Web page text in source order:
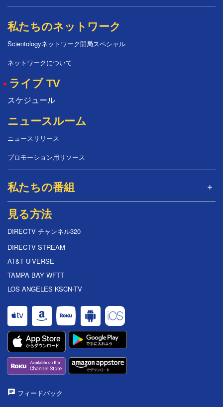
私たちのネットワーク
Scientologyネットワーク開局スペシャル
ネットワークについて
ライブ TV
スケジュール
ニュースルーム
ニュースリリース
プロモーション用リソース
私たちの番組
見る方法
DIRECTV チャンネル320
DIRECTV STREAM
AT&T U-VERSE
TAMPA BAY WFTT
LOS ANGELES KSCN-TV
フィードバック